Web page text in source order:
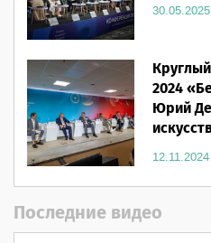
30.05.2025
2024
Юрий
12.11.2024
Последние видео